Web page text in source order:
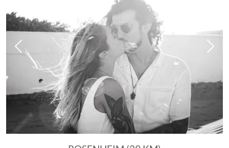
Vorheriges Bild